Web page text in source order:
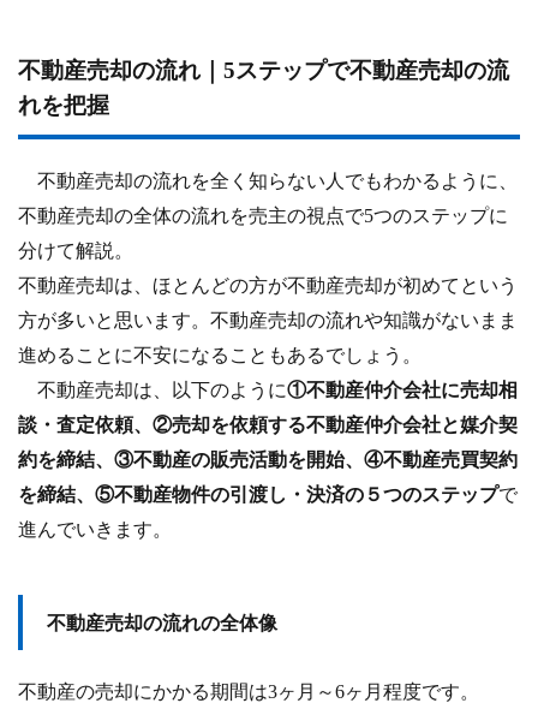
不動産売却の流れ｜5ステップで不動産売却の流
れを把握
不動産売却の流れを全く知らない人でもわかるように、
不動産売却の全体の流れを売主の視点で5つのステップに
分けて解説。
不動産売却は、ほとんどの方が不動産売却が初めてという
方が多いと思います。不動産売却の流れや知識がないまま
進めることに不安になることもあるでしょう。
不動産売却は、以下のように①不動産仲介会社に売却相
談・査定依頼、②売却を依頼する不動産仲介会社と媒介契
約を締結、③不動産の販売活動を開始、④不動産売買契約
を締結、⑤不動産物件の引渡し・決済の５つのステップで
進んでいきます。
不動産売却の流れの全体像
不動産の売却にかかる期間は3ヶ月～6ヶ月程度です。